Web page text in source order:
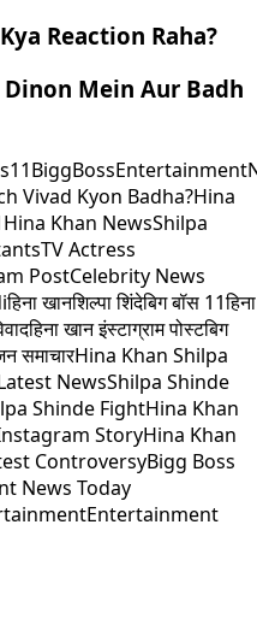
Reaction Raha?
Dinon Mein Aur Badh
BiggBoss
Vivad Kyon Badha?Hina
Hina Khan NewsShilpa
TV Actress
PostCelebrity News
हिना खानशिल्पा शिंदेबिग बॉस 11हिना
हिना खान इंस्टाग्राम पोस्टबिग
समाचारHina Khan Shilpa
NewsShilpa Shinde
Shinde FightHina Khan
StoryHina Khan
ControversyBigg Boss
News Today
Entertainment